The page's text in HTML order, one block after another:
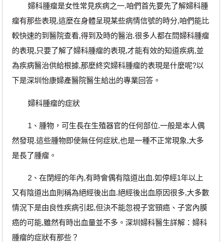
婦科腫瘤是女性常見疾病之一.咱們首先要先了解婦科腫
瘤有那些表現,這麼在身體呈現某些病情信號的時分,咱們能比
較快速的到醫院查看,得到及時的醫治.很多人都在問婦科腫瘤
的表現,只要了解了婦科腫瘤的表現,才能有效的知道疾病,並
為疾病醫治供給根據,那麼終究婦科腫瘤的表現是什麼呢?以
下是深圳怡康婦產醫院醫生給出的專業回答。
婦科腫瘤的症狀
1、腫物，可生長在生殖器官的任何部位.一般是本人偶
然發現.這些腫物即使無任何症狀,也是一種不正常現象,大多
是長了腫瘤。
2、在閉經的年內,有時會偶有陰道出血.如停經1年以上
又有陰道出血則稱為絕經後出血.絕經後出血原因很多,大多數
情況下是由良性疾病引起,但決不能忽視子宮頸癌、子宮內膜
癌的可能,雖然有時出血量並不多。深圳婦科醫生詳解：婦科
腫瘤的症狀有那些？